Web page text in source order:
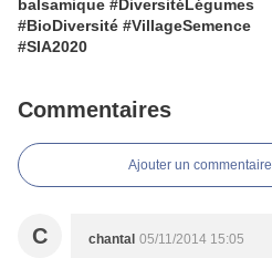
balsamique #DiversitéLégumes
#BioDiversité #VillageSemence
#SIA2020
Commentaires
Ajouter un commentaire
C chantal 05/11/2014 15:05